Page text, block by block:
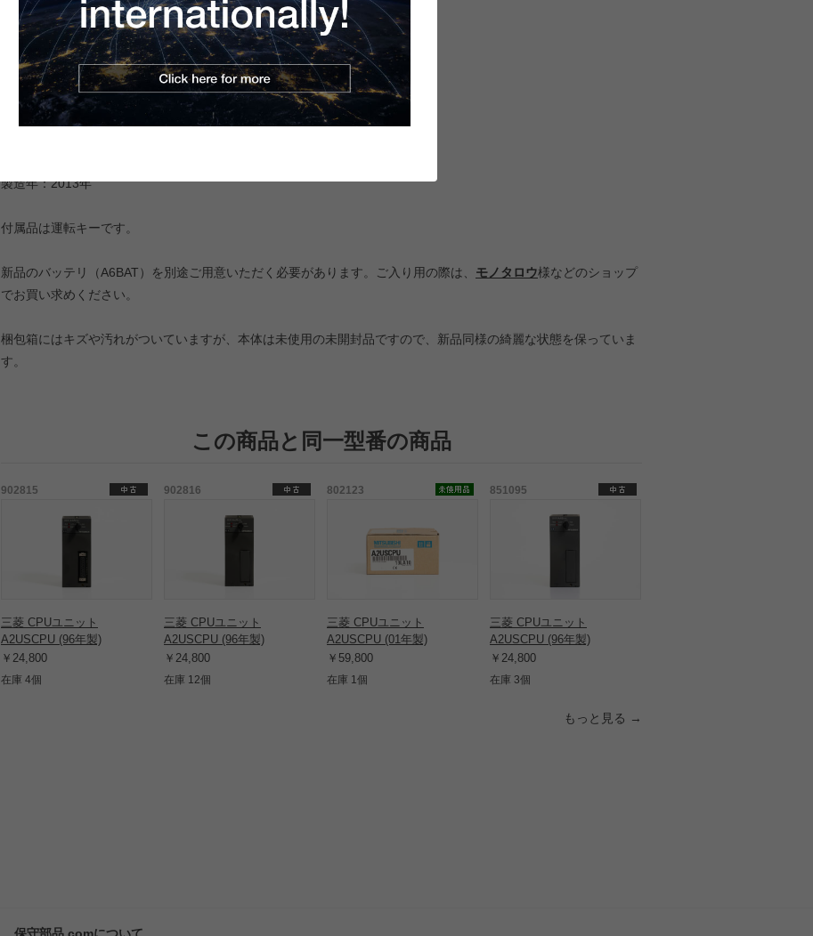
入出力デバイス点数：8192点(X/Y0〜1FFF)
プログラム容量：最大14Kステップ
詳細はメーカーページをご覧ください。
製造年：2013年
付属品は運転キーです。
新品のバッテリ（A6BAT）を別途ご用意いただく必要があります。ご入り用の際は、 モノタロウ様などのショップ
でお買い求めください。
梱包箱にはキズや汚れがついていますが、本体は未使用の未開封品ですので、新品同様の綺麗な状態を保っていま
す。
この商品と同一型番の商品
902815
三菱 CPUユニット
A2USCPU (96年製)
￥24,800
在庫 4個
902816
三菱 CPUユニット
A2USCPU (96年製)
￥24,800
在庫 12個
802123
三菱 CPUユニット
A2USCPU (01年製)
￥59,800
在庫 1個
851095
三菱 CPUユニット
A2USCPU (96年製)
￥24,800
在庫 3個
もっと見る →
保守部品.comについて